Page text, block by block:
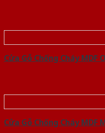
Cửa Gỗ Chống Cháy MDF
Cửa Gỗ Chống Cháy MDF